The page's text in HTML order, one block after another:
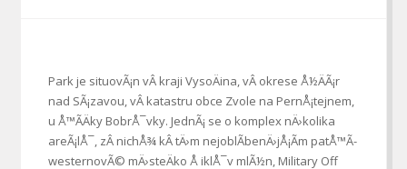
Park je situovÃ¡n vÂ kraji VysoÄina, vÂ okrese Å½ÄÃ¡r
nad SÃ¡zavou, vÂ katastru obce Zvole na PernÅ¡tejnem,
u Å™Ã­Äky BobrÅ¯vky. JednÃ¡ se o komplex nÄ›kolika
areÃ¡lÅ¯, zÂ nichÅ¾ kÂ tÄ›m nejoblÃ­benÄ›jÅ¡Ã­m patÅ™Ã­
westernovÃ© mÄ›steÄko Å iklÅ¯v mlÃ½n, Military Off